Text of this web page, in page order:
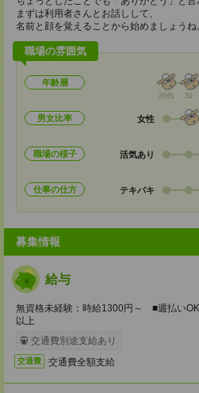
まずは利用者さんとお話しして、
名前と顔を覚えることから始めましょうね
職場の雰囲気
年齢層
20代 30
男女比率 女性
職場の様子 活気あり
仕事の仕方 テキパキ
募集情報
給与
無資格未経験：時給1300円～ ■週払い
以上
交通費別途支給あり
交通費 交通費全額支給